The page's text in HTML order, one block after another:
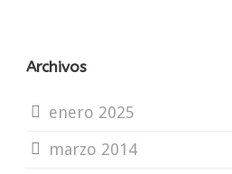
Archivos
enero 2025
marzo 2014